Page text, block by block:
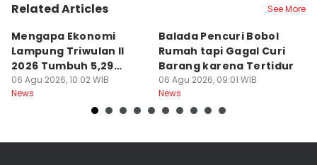
Related Articles See More
Mengapa Ekonomi
Lampung Triwulan II
2026 Tumbuh 5,29
Persen?
06 Agu 2026, 10:02 WIB
News
Balada Pencuri Bobol
Rumah tapi Gagal Curi
Barang karena Tertidur
06 Agu 2026, 09:01 WIB
News